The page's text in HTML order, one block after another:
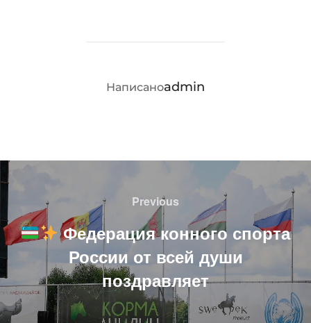
АВТОР ЗАПИСИ
Написаноadmin
Навигация
по
записям
Previous
Previous
Федерация конного спорта
России от всей души
поздравляет